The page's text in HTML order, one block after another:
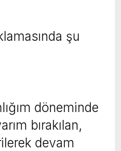
şu
döneminde
bırakılan,
devam